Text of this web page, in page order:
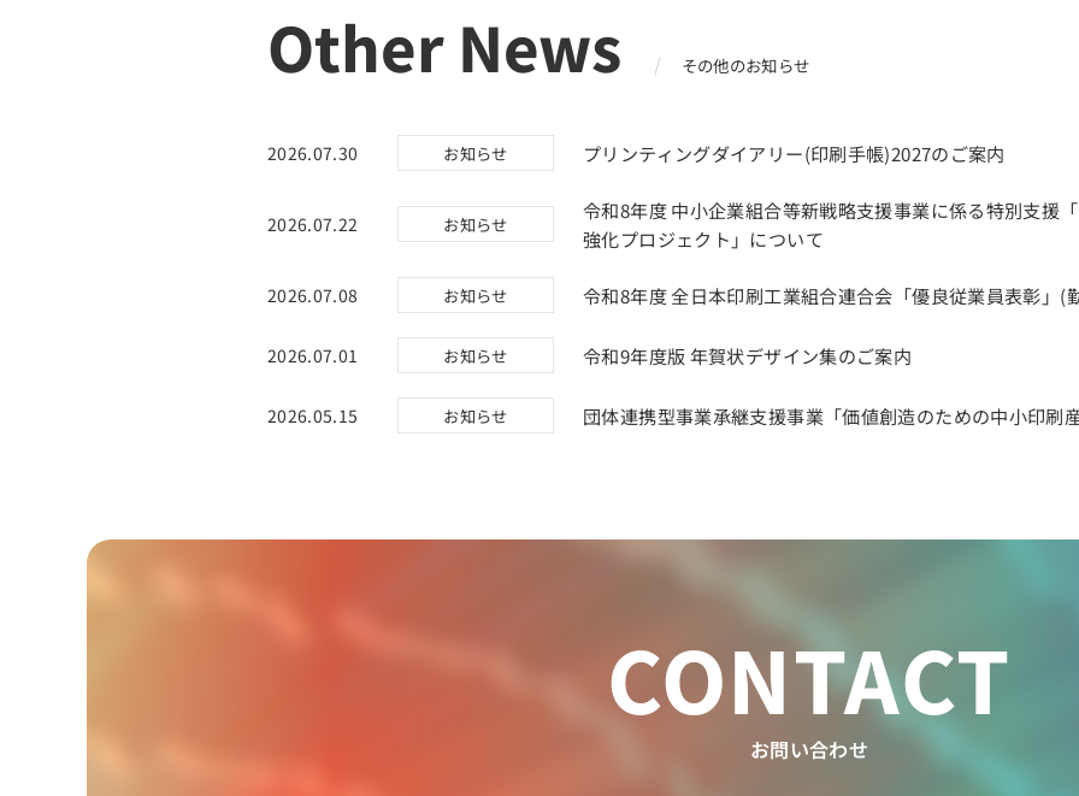
Other News その他のお知らせ
2026.07.30 お知らせ プリンティングダイアリー(印刷手帳)2027のご案内
2026.07.22 お知らせ
令和8年度 中小企業組合等新戦略支援事業に係る特別支援
強化プロジェクト」について
2026.07.08 お知らせ 令和8年度 全日本印刷工業組合連合会「優良従業員表彰」(
2026.07.01 お知らせ 令和9年度版 年賀状デザイン集のご案内
2026.05.15 お知らせ 団体連携型事業承継支援事業「価値創造のための中小印刷
CONTACT
お問い合わせ